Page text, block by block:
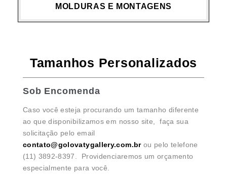
MOLDURAS E MONTAGENS
Tamanhos Personalizados
Sob Encomenda
Caso você esteja procurando um tamanho diferente
ao que disponibilizamos em nosso site, faça sua
solicitação pelo email
contato@golovatygallery.com.brou pelo telefone
(11) 3892-8397. Providenciaremos um orçamento
especialmente para você.